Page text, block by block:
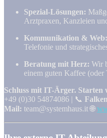
Spezial-Lösungen:
Arztpraxen, Kanzleien
Kommunikation & Web:
Telefonie und
Beratung mit Herz: Wir
einem guten Kaffee (oder
Schluss mit IT-Ärger. Starten
+49 (0)30 54874086 | 📞
Mail: team@systemhaus.it 🌐